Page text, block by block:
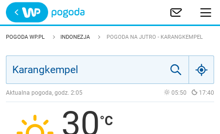
Trwa ładowanie
POLSKA
JAKOŚĆ POWIETRZA
POGODA WP.PL INDONEZJA POGODA NA JUTRO - KARANGKEMPEL
Aktualna pogoda, godz. 2:05 05:50 17:40
30